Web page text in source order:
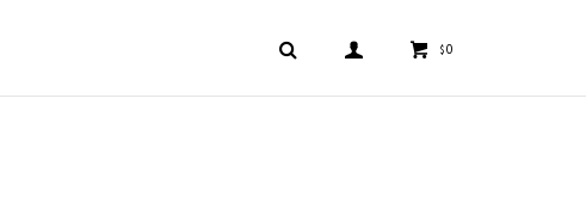
$0